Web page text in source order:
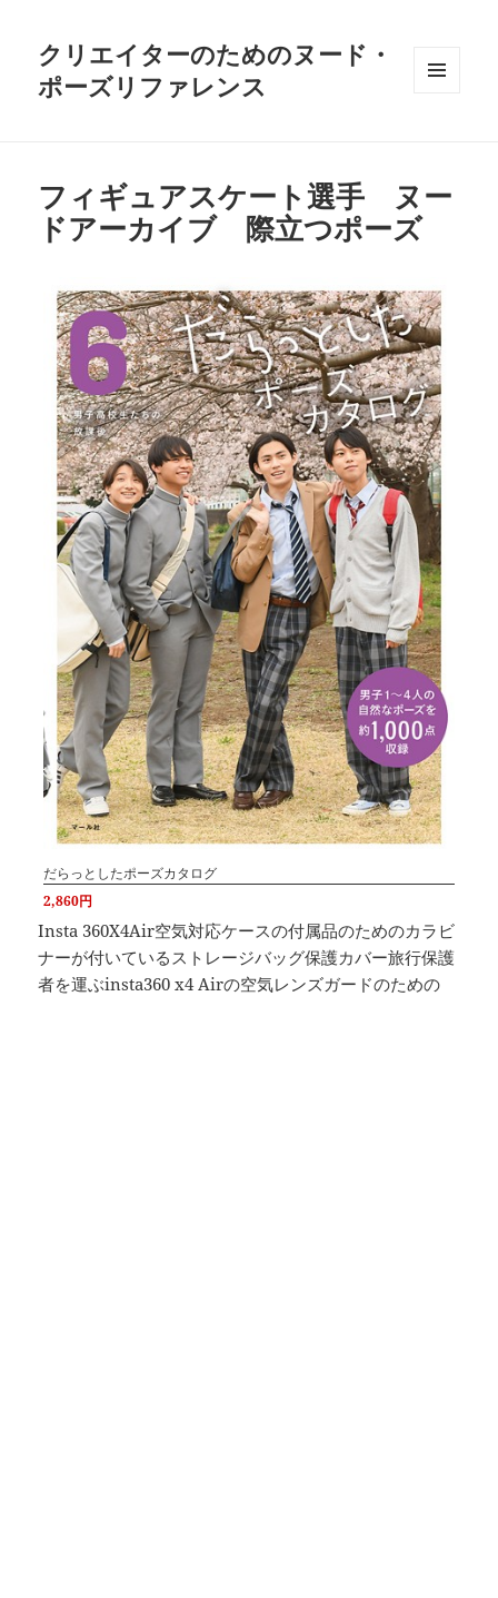
クリエイターのためのヌード・
ポーズリファレンス
フィギュアスケート選手 ヌー
ドアーカイブ 際立つポーズ
だらっとしたポーズカタログ
2,860円
Insta 360X4Air空気対応ケースの付属品のためのカラビ
ナーが付いているストレージバッグ保護カバー旅行保護
者を運ぶinsta360 x4 Airの空気レンズガードのための